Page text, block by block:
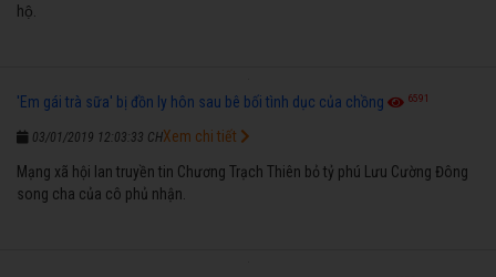
hộ.
'Em gái trà sữa' bị đồn ly hôn sau bê bối tình dục của chồng 6591
03/01/2019 12:03:33 CH
Mạng xã hội lan truyền tin Chương Trạch Thiên bỏ tỷ phú Lưu Cường Đông
song cha của cô phủ nhận.
Xem chi tiết